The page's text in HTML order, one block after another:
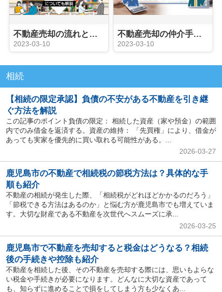
不動産売却の流れとは？媒介契約・売却活動・売却期間についても解説
2023-03-10
不動産売却の仲介手数料とは？
2023-03-10
相続
【相続の限定承認】負債の不安がある不動産を引き継
ぐ方法を解説
この記事のポイント負債の限定： 相続した資産（家や預金）の範囲
内でのみ借金を返済する。資産の維持： 「先買権」により、借金が
あっても実家を優先的に買い取れる可能性がある。...
2026-03-27
鹿児島市の不動産で相続税の節税方法は？具体的な手
順も紹介
不動産の相続が発生した際、「相続税がどれほどかかるのだろう」
「節税できる方法はあるのか」と悩む方が鹿児島市でも増えていま
す。大切な財産である不動産を次世代へスムーズに承...
2026-03-25
鹿児島市で不動産を売却すると税金はどうなる？相続
後の手続きや控除も紹介
不動産を相続した後、その不動産を売却する際には、思いもよらな
い税金や手続きが必要になります。どんなに大切な資産であって
も、知らずに進めることで損をしてしまう方も少なくあ...